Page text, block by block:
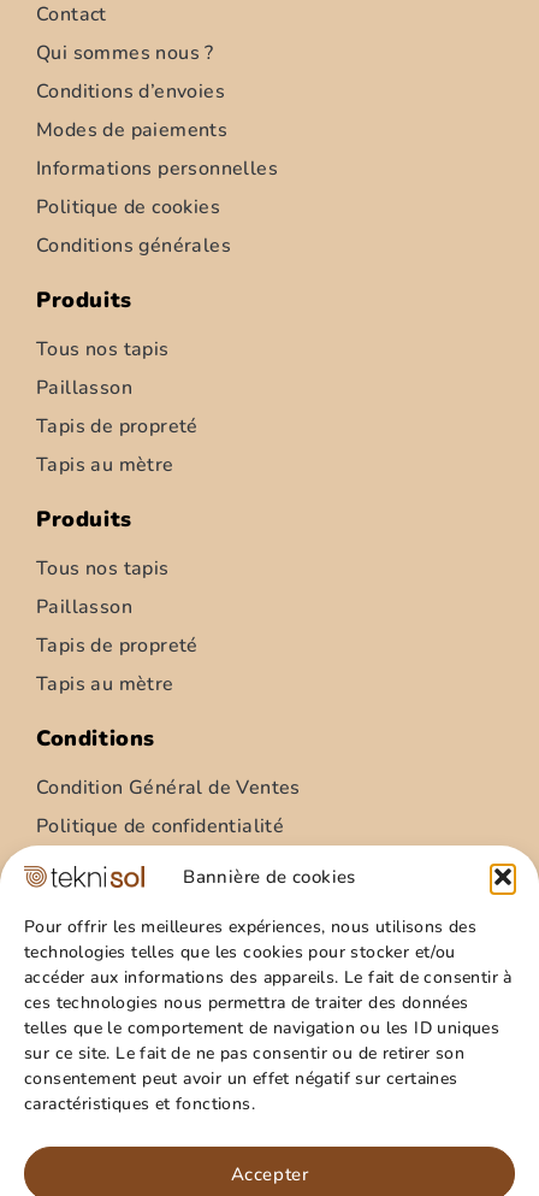
Bannière de cookies
Pour offrir les meilleures expériences, nous utilisons des
technologies telles que les cookies pour stocker et/ou
accéder aux informations des appareils. Le fait de consentir à
ces technologies nous permettra de traiter des données
telles que le comportement de navigation ou les ID uniques
sur ce site. Le fait de ne pas consentir ou de retirer son
consentement peut avoir un effet négatif sur certaines
caractéristiques et fonctions.
Accepter
Tapis d’intérieur – Ziemia – 52cm
Paillasson – relief palmes – 40x60cm
15,99€
Contact
Qui sommes nous ?
Conditions d’envoies
Modes de paiements
Informations personnelles
Politique de cookies
Conditions générales
Produits
Tous nos tapis
Paillasson
Tapis de propreté
Tapis au mètre
Produits
Tous nos tapis
Paillasson
Tapis de propreté
Tapis au mètre
Conditions
Condition Général de Ventes
Politique de confidentialité
Condition Général Utilisation
Site
Qui sommes nous ?
Guide pratique
Favoris